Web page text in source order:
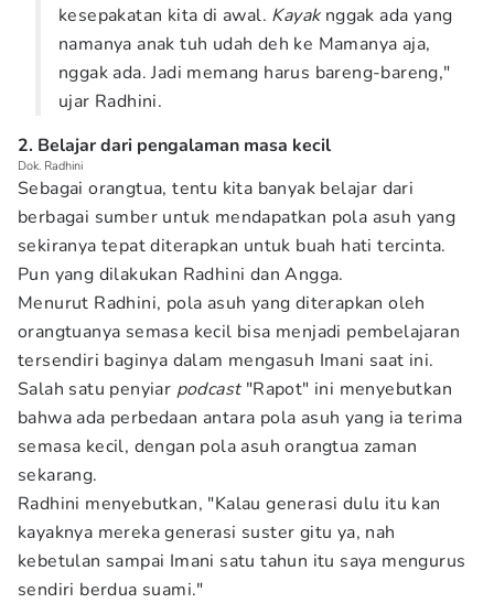
kesepakatan kita di awal. Kayak nggak ada yang
namanya anak tuh udah deh ke Mamanya aja,
nggak ada. Jadi memang harus bareng-bareng,"
ujar Radhini.
2. Belajar dari pengalaman masa kecil
Dok. Radhini
Sebagai orangtua, tentu kita banyak belajar dari
berbagai sumber untuk mendapatkan pola asuh yang
sekiranya tepat diterapkan untuk buah hati tercinta.
Pun yang dilakukan Radhini dan Angga.
Menurut Radhini, pola asuh yang diterapkan oleh
orangtuanya semasa kecil bisa menjadi pembelajaran
tersendiri baginya dalam mengasuh Imani saat ini.
Salah satu penyiar podcast"Rapot" ini menyebutkan
bahwa ada perbedaan antara pola asuh yang ia terima
semasa kecil, dengan pola asuh orangtua zaman
sekarang.
Radhini menyebutkan, "Kalau generasi dulu itu kan
kayaknya mereka generasi suster gitu ya, nah
kebetulan sampai Imani satu tahun itu saya mengurus
sendiri berdua suami."